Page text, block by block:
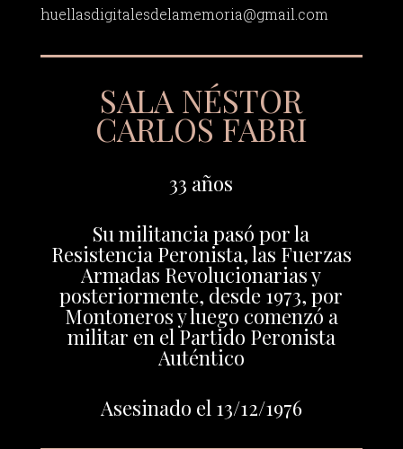
huellasdigitalesdelamemoria@gmail.com
SALA NÉSTOR
CARLOS FABRI
33 años
Su militancia pasó por la
Resistencia Peronista, las Fuerzas
Armadas Revolucionarias y
posteriormente, desde 1973, por
Montoneros y luego comenzó a
militar en el Partido Peronista
Auténtico
Asesinado el 13/12/1976